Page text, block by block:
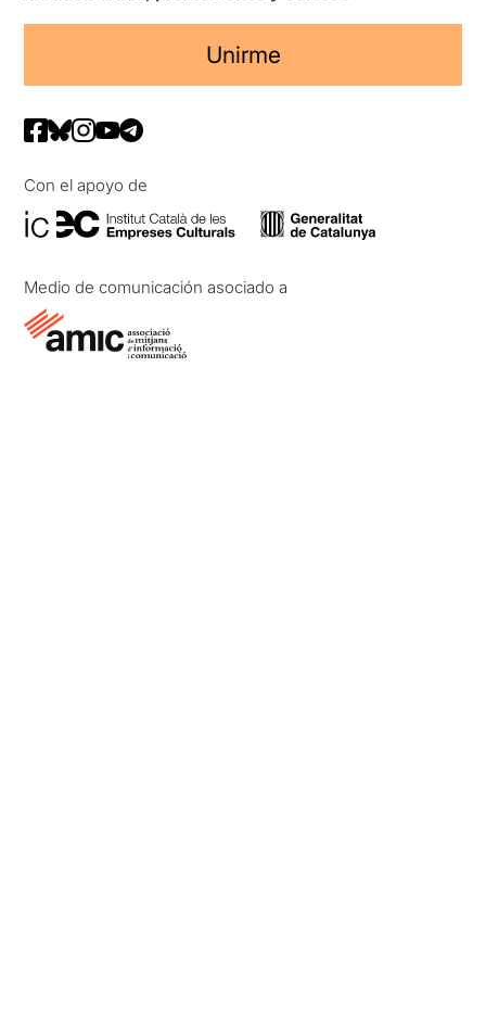
Unirme
Con el apoyo de
Medio de comunicación asociado a